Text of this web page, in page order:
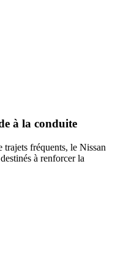
à la conduite
trajets fréquents, le Nissan
à renforcer la